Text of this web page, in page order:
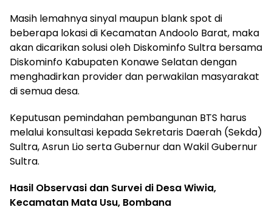
Masih lemahnya sinyal maupun blank spot di
beberapa lokasi di Kecamatan Andoolo Barat, maka
akan dicarikan solusi oleh Diskominfo Sultra bersama
Diskominfo Kabupaten Konawe Selatan dengan
menghadirkan provider dan perwakilan masyarakat
di semua desa.
Keputusan pemindahan pembangunan BTS harus
melalui konsultasi kepada Sekretaris Daerah (Sekda)
Sultra, Asrun Lio serta Gubernur dan Wakil Gubernur
Sultra.
Hasil Observasi dan Survei di Desa Wiwia,
Kecamatan Mata Usu, Bombana